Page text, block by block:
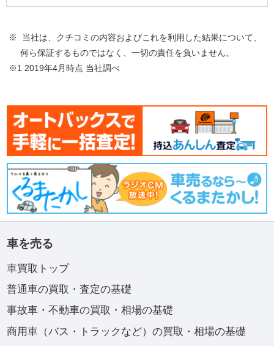
※ 当社は、クチコミの内容およびこれを利用した結果について、
何ら保証するものではなく、一切の責任を負いません。
※1 2019年4月時点 当社調べ
車を売る
車買取トップ
普通車の買取・査定の基礎
事故車・不動車の買取・相場の基礎
商用車（バス・トラックなど）の買取・相場の基礎